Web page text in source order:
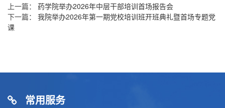
上一篇： 药学院举办2026年中层干部培训首场报告会
下一篇： 我院举办2026年第一期党校培训班开班典礼暨首场专题党
课
常用服务